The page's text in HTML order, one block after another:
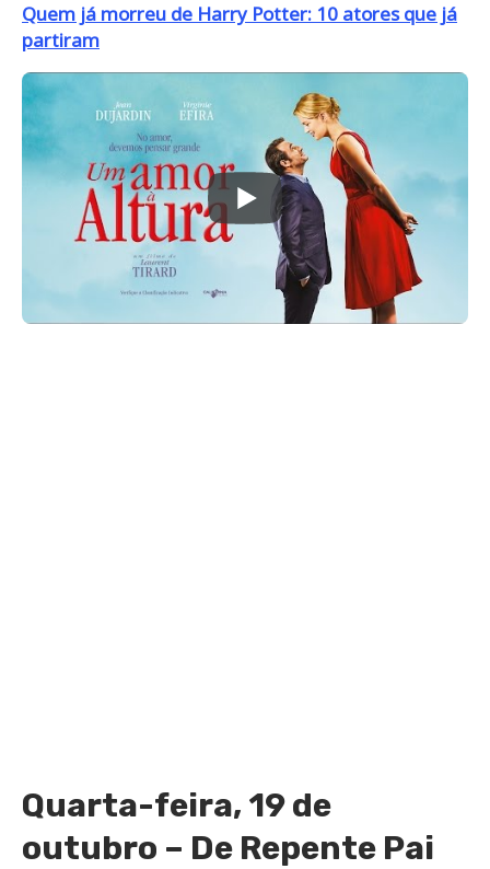
Quem já morreu de Harry Potter: 10 atores que já
partiram
Quarta-feira, 19 de
outubro – De Repente Pai